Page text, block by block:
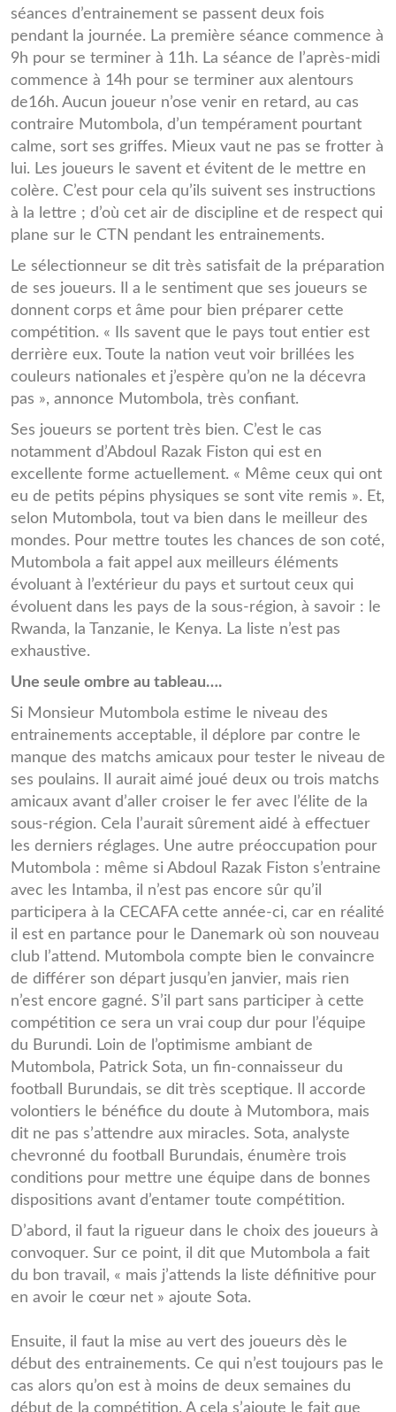
séances d’entrainement se passent deux fois
pendant la journée. La première séance commence à
9h pour se terminer à 11h. La séance de l’après-midi
commence à 14h pour se terminer aux alentours
de16h. Aucun joueur n’ose venir en retard, au cas
contraire Mutombola, d’un tempérament pourtant
calme, sort ses griffes. Mieux vaut ne pas se frotter à
lui. Les joueurs le savent et évitent de le mettre en
colère. C’est pour cela qu’ils suivent ses instructions
à la lettre ; d’où cet air de discipline et de respect qui
plane sur le CTN pendant les entrainements.
Le sélectionneur se dit très satisfait de la préparation
de ses joueurs. Il a le sentiment que ses joueurs se
donnent corps et âme pour bien préparer cette
compétition. « Ils savent que le pays tout entier est
derrière eux. Toute la nation veut voir brillées les
couleurs nationales et j’espère qu’on ne la décevra
pas », annonce Mutombola, très confiant.
Ses joueurs se portent très bien. C’est le cas
notamment d’Abdoul Razak Fiston qui est en
excellente forme actuellement. « Même ceux qui ont
eu de petits pépins physiques se sont vite remis ». Et,
selon Mutombola, tout va bien dans le meilleur des
mondes. Pour mettre toutes les chances de son coté,
Mutombola a fait appel aux meilleurs éléments
évoluant à l’extérieur du pays et surtout ceux qui
évoluent dans les pays de la sous-région, à savoir : le
Rwanda, la Tanzanie, le Kenya. La liste n’est pas
exhaustive.
Une seule ombre au tableau….
Si Monsieur Mutombola estime le niveau des
entrainements acceptable, il déplore par contre le
manque des matchs amicaux pour tester le niveau de
ses poulains. Il aurait aimé joué deux ou trois matchs
amicaux avant d’aller croiser le fer avec l’élite de la
sous-région. Cela l’aurait sûrement aidé à effectuer
les derniers réglages. Une autre préoccupation pour
Mutombola : même si Abdoul Razak Fiston s’entraine
avec les Intamba, il n’est pas encore sûr qu’il
participera à la CECAFA cette année-ci, car en réalité
il est en partance pour le Danemark où son nouveau
club l’attend. Mutombola compte bien le convaincre
de différer son départ jusqu’en janvier, mais rien
n’est encore gagné. S’il part sans participer à cette
compétition ce sera un vrai coup dur pour l’équipe
du Burundi. Loin de l’optimisme ambiant de
Mutombola, Patrick Sota, un fin-connaisseur du
football Burundais, se dit très sceptique. Il accorde
volontiers le bénéfice du doute à Mutombora, mais
dit ne pas s’attendre aux miracles. Sota, analyste
chevronné du football Burundais, énumère trois
conditions pour mettre une équipe dans de bonnes
dispositions avant d’entamer toute compétition.
D’abord, il faut la rigueur dans le choix des joueurs à
convoquer. Sur ce point, il dit que Mutombola a fait
du bon travail, « mais j’attends la liste définitive pour
en avoir le cœur net » ajoute Sota.
Ensuite, il faut la mise au vert des joueurs dès le
début des entrainements. Ce qui n’est toujours pas le
cas alors qu’on est à moins de deux semaines du
début de la compétition. A cela s’ajoute le fait que